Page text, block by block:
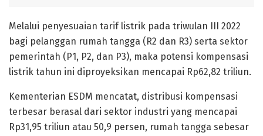
Melalui penyesuaian tarif listrik pada triwulan III 2022
bagi pelanggan rumah tangga (R2 dan R3) serta sektor
pemerintah (P1, P2, dan P3), maka potensi kompensasi
listrik tahun ini diproyeksikan mencapai Rp62,82 triliun.
Kementerian ESDM mencatat, distribusi kompensasi
terbesar berasal dari sektor industri yang mencapai
Rp31,95 triliun atau 50,9 persen, rumah tangga sebesar